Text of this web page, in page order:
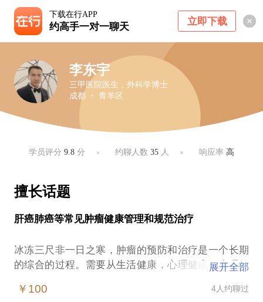
下载在行APP
约高手一对一聊天 立即下载
李东宇
三甲医院医生，外科学博士
成都 ・ 青羊区
学员评分9.8 分 约聊人数 35人 响应率 高
擅长话题
肝癌肺癌等常见肿瘤健康管理和规范治疗
冰冻三尺非一日之寒，肿瘤的预防和治疗是一个长期
的综合的过程。需要从生活健康，心理健康，生理健
我愿意跟您一起努力，实现肿瘤的科学防治，享受健
展开全部
￥100 4人约聊过